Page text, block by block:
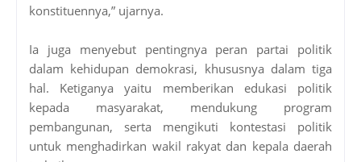
konstituennya,” ujarnya.
Ia juga menyebut pentingnya peran partai politik
dalam kehidupan demokrasi, khususnya dalam tiga
hal. Ketiganya yaitu memberikan edukasi politik
kepada masyarakat, mendukung program
pembangunan, serta mengikuti kontestasi politik
untuk menghadirkan wakil rakyat dan kepala daerah